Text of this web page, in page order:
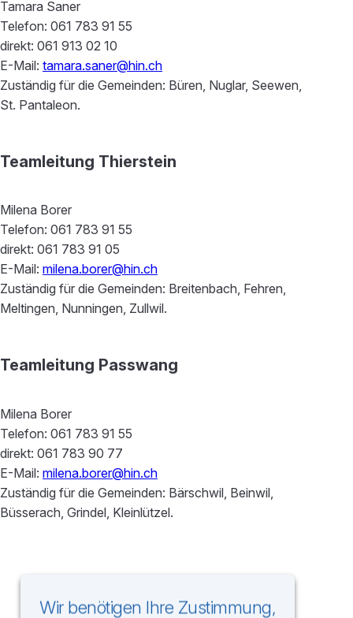
Tamara Saner
Telefon: 061 783 91 55
direkt: 061 913 02 10
E-Mail: tamara.saner@hin.ch
Zuständig für die Gemeinden: Büren, Nuglar, Seewen,
St. Pantaleon.
Teamleitung Thierstein
Milena Borer
Telefon: 061 783 91 55
direkt: 061 783 91 05
E-Mail: milena.borer@hin.ch
Zuständig für die Gemeinden: Breitenbach, Fehren,
Meltingen, Nunningen, Zullwil.
Teamleitung Passwang
Milena Borer
Telefon: 061 783 91 55
direkt: 061 783 90 77
E-Mail: milena.borer@hin.ch
Zuständig für die Gemeinden: Bärschwil, Beinwil,
Büsserach, Grindel, Kleinlützel.
Wir benötigen Ihre Zustimmung,